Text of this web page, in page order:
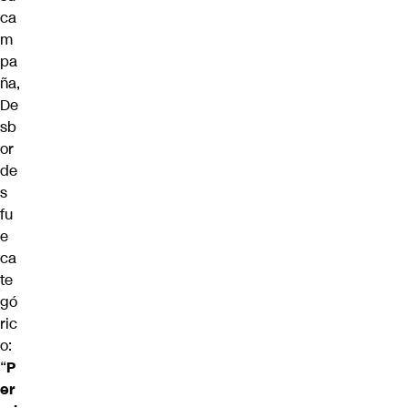
ca
m
pa
ña,
De
sb
or
de
s
fu
e
ca
te
gó
ric
o:
“P
er